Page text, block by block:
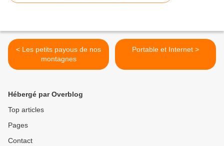
< Les petits payous de nos
montagnes
Portable et Internet >
Hébergé par Overblog
Top articles
Pages
Contact